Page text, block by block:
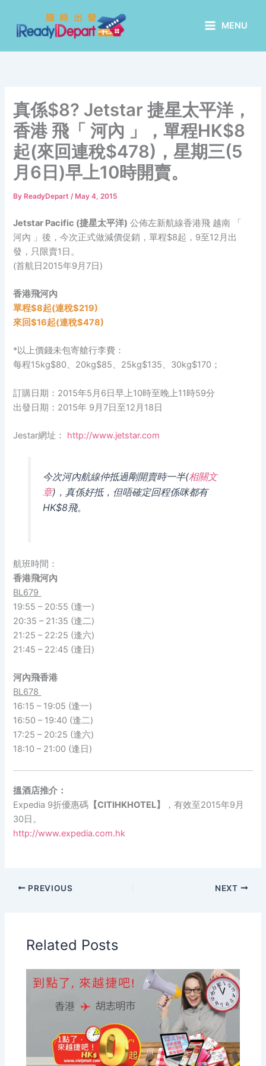
content
MENU
真係$8? Jetstar 捷星太平洋，
香港 飛「 河內 」，單程HK$8
起(來回連稅$478)，星期三(5
月6日)早上10時開賣。
By ReadyDepart/ May 4, 2015
Jetstar Pacific (捷星太平洋) 公佈左新航線香港飛 越南 「
河內 」後，今次正式做減價促銷，單程$8起，9至12月出
發，只限賣1日。
(首航日2015年9月7日)
香港飛河內
單程$8起(連稅$219)
來回$16起(連稅$478)
*以上價錢未包寄艙行李費：
每程15kg$80、20kg$85、25kg$135、30kg$170；
訂購日期：2015年5月6日早上10時至晚上11時59分
出發日期：2015年 9月7日至12月18日
Jestar網址： http://www.jetstar.com
今次河內航線仲抵過剛開賣時一半(相關文
章)，真係好抵，但唔確定回程係咪都有
HK$8飛。
航班時間：
香港飛河內
BL679
19:55 – 20:55 (逢一)
20:35 – 21:35 (逢二)
21:25 – 22:25 (逢六)
21:45 – 22:45 (逢日)
河內飛香港
BL678
16:15 – 19:05 (逢一)
16:50 – 19:40 (逢二)
17:25 – 20:25 (逢六)
18:10 – 21:00 (逢日)
搵酒店推介：
Expedia 9折優惠碼 【CITIHKHOTEL】
，有效至2015年9月
30日。
http://www.expedia.com.hk
PREVIOUS NEXT
Related Posts